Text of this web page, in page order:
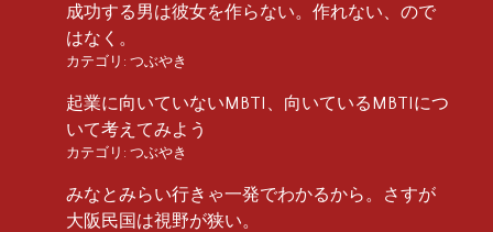
成功する男は彼女を作らない。作れない、ので
はなく。
カテゴリ: つぶやき
起業に向いていないMBTI、向いているMBTIにつ
いて考えてみよう
カテゴリ: つぶやき
みなとみらい行きゃ一発でわかるから。さすが
大阪民国は視野が狭い。